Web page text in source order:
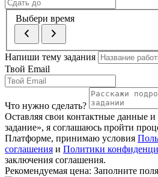
Выбери время
Напиши тему задания
Твой Email
Что нужно сделать?
Оставляя свои контактные данные
задание», я соглашаюсь пройти
Платформе, принимаю условия
соглашения и Политики
заключения соглашения.
Рекомендуемая цена: Заполните